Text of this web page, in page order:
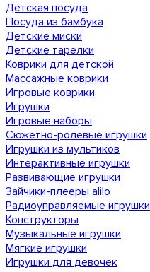
Детская посуда
Посуда из бамбука
Детские миски
Детские тарелки
Коврики для детской
Массажные коврики
Игровые коврики
Игрушки
Игровые наборы
Сюжетно-ролевые игрушки
Игрушки из мультиков
Интерактивные игрушки
Развивающие игрушки
Зайчики-плееры alilo
Радиоуправляемые игрушки
Конструкторы
Музыкальные игрушки
Мягкие игрушки
Игрушки для девочек